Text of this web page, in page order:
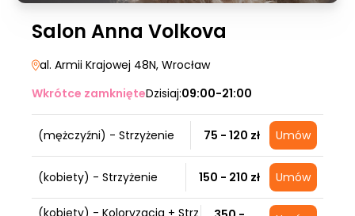
Salon Anna Volkova
al. Armii Krajowej 48N, Wrocław
Wkrótce zamknięteDzisiaj:09:00-21:00
(mężczyźni) - Strzyżenie 75 - 120 zł Umów
(kobiety) - Strzyżenie 150 - 210 zł Umów
(kobiety) - Koloryzacja + Strz